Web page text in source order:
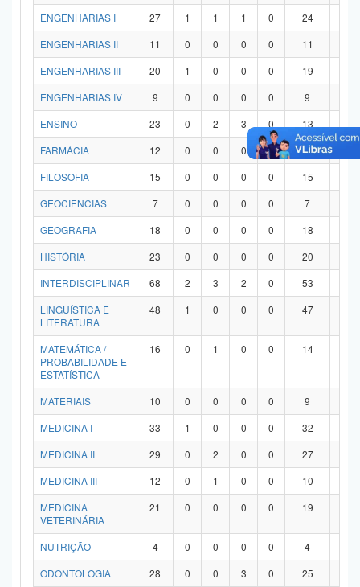
ENGENHARIAS I
27 1 1 1 0 24
ENGENHARIAS II
11 0 0 0 0 11
ENGENHARIAS III
20 1 0 0 0 19
ENGENHARIAS IV
9 0 0 0 0 9
ENSINO
23 0 2 3 0 13
FARMÁCIA
12 0 0 0 0 12
FILOSOFIA
15 0 0 0 0 15
GEOCIÊNCIAS
7 0 0 0 0 7
GEOGRAFIA
18 0 0 0 0 18
HISTÓRIA
23 0 0 0 0 20
INTERDISCIPLINAR
68 2 3 2 0 53
LINGUÍSTICA E
LITERATURA
48 1 0 0 0 47
MATEMÁTICA /
PROBABILIDADE E
ESTATÍSTICA
16 0 1 0 0 14
MATERIAIS 10 0 0 0 0 9
MEDICINA I
33 1 0 0 0 32
MEDICINA II
29 0 2 0 0 27
MEDICINA III
12 0 1 0 0 10
MEDICINA
VETERINÁRIA
21 0 0 0 0 19
NUTRIÇÃO 4 0 0 0 0 4
ODONTOLOGIA
28 0 0 3 0 25